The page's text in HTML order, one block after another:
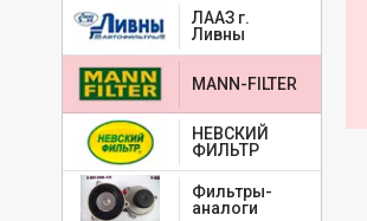
ЛААЗ г.
Ливны
MANN-FILTER
НЕВСКИЙ
ФИЛЬТР
Фильтры-
аналоги